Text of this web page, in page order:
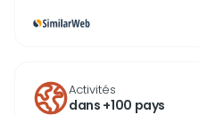
Activités
dans +100 pays